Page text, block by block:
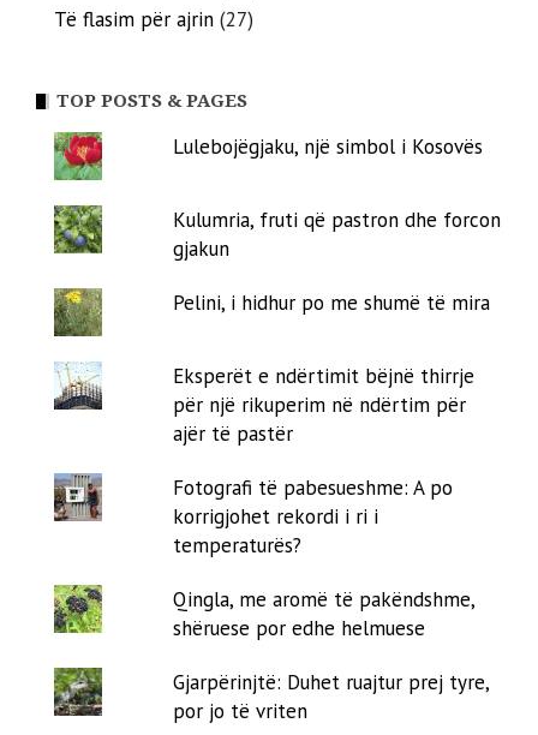
Të flasim për ajrin (27)
TOP POSTS & PAGES
Lulebojëgjaku, një simbol i Kosovës
Kulumria, fruti që pastron dhe forcon
gjakun
Pelini, i hidhur po me shumë të mira
Eksperët e ndërtimit bëjnë thirrje
për një rikuperim në ndërtim për
ajër të pastër
Fotografi të pabesueshme: A po
korrigjohet rekordi i ri i
temperaturës?
Qingla, me aromë të pakëndshme,
shëruese por edhe helmuese
Gjarpërinjtë: Duhet ruajtur prej tyre,
por jo të vriten